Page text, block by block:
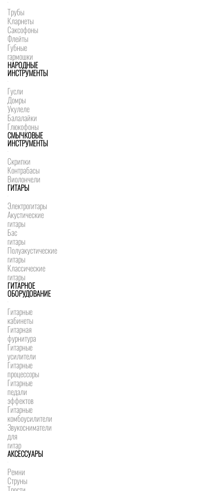
Трубы
Кларнеты
Саксофоны
Флейты
Губные
гармошки
НАРОДНЫЕ
ИНСТРУМЕНТЫ
Гусли
Домры
Укулеле
Балалайки
Глюкофоны
СМЫЧКОВЫЕ
ИНСТРУМЕНТЫ
Скрипки
Контрабасы
Виолончели
ГИТАРЫ
Электрогитары
Акустические
гитары
Бас
гитары
Полуакустические
гитары
Классические
гитары
ГИТАРНОЕ
ОБОРУДОВАНИЕ
Гитарные
кабинеты
Гитарная
фурнитура
Гитарные
усилители
Гитарные
процессоры
Гитарные
педали
эффектов
Гитарные
комбоусилители
Звукосниматели
для
гитар
АКСЕССУАРЫ
Ремни
Струны